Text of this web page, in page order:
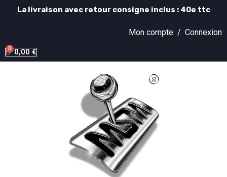
La livraison avec retour consigne inclus : 40e ttc
Mon compte / Connexion
0,00 €